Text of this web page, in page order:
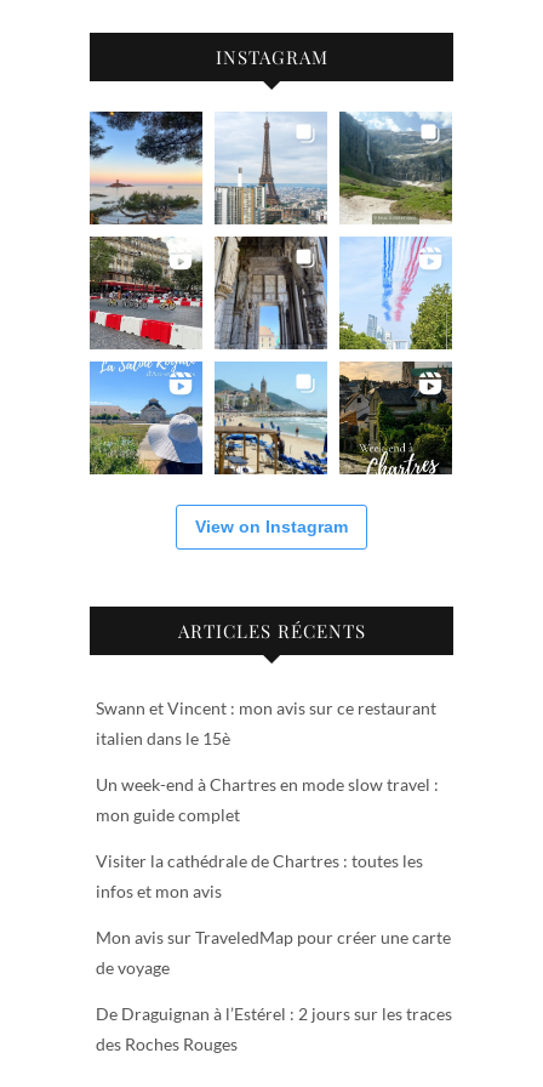
INSTAGRAM
View on Instagram
ARTICLES RÉCENTS
Swann et Vincent : mon avis sur ce restaurant
italien dans le 15è
Un week-end à Chartres en mode slow travel :
mon guide complet
Visiter la cathédrale de Chartres : toutes les
infos et mon avis
Mon avis sur TraveledMap pour créer une carte
de voyage
De Draguignan à l’Estérel : 2 jours sur les traces
des Roches Rouges